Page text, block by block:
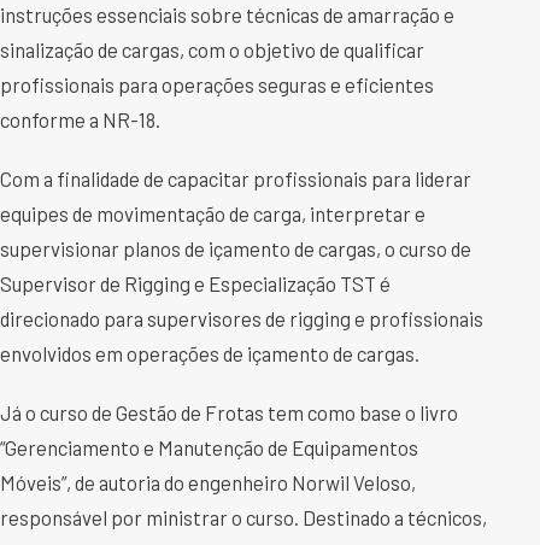
instruções essenciais sobre técnicas de amarração e
sinalização de cargas, com o objetivo de qualificar
profissionais para operações seguras e eficientes
conforme a NR-18.
Com a finalidade de capacitar profissionais para liderar
equipes de movimentação de carga, interpretar e
supervisionar planos de içamento de cargas, o curso de
Supervisor de Rigging e Especialização TST é
direcionado para supervisores de rigging e profissionais
envolvidos em operações de içamento de cargas.
Já o curso de Gestão de Frotas tem como base o livro
“Gerenciamento e Manutenção de Equipamentos
Móveis”, de autoria do engenheiro Norwil Veloso,
responsável por ministrar o curso. Destinado a técnicos,